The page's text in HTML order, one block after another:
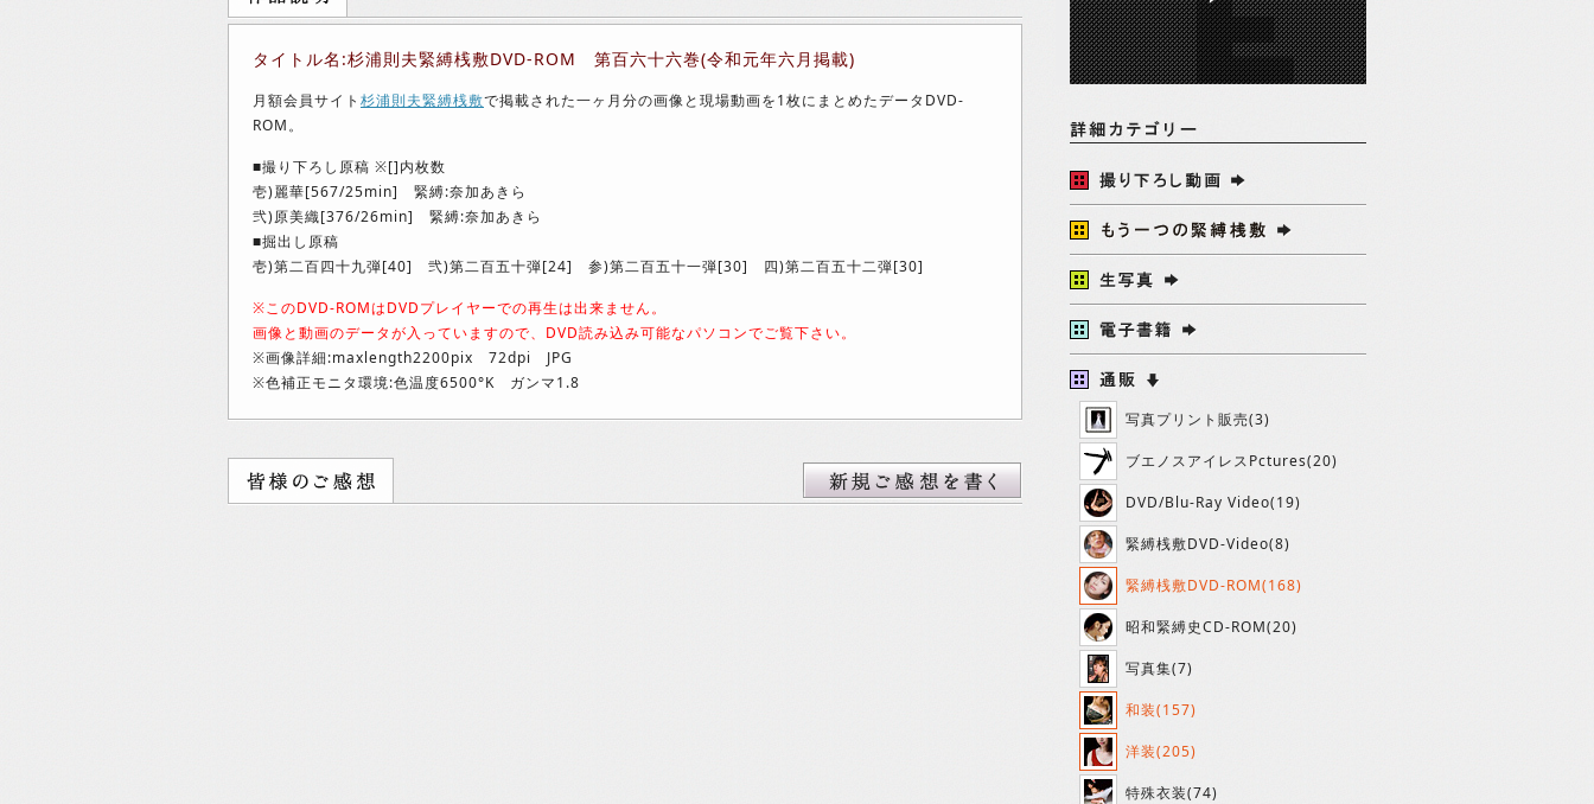
タイトル名:杉浦則夫緊縛桟敷DVD-ROM 第百六十六巻(令和元年六月掲載)
月額会員サイト 杉浦則夫緊縛桟敷で掲載された一ヶ月分の画像と現場動画を1枚にまとめたデータDVD-
ROM。
■撮り下ろし原稿 ※[]内枚数
壱)麗華[567/25min] 緊縛:奈加あきら
弐)原美織[376/26min] 緊縛:奈加あきら
■掘出し原稿
壱)第二百四十九弾[40] 弐)第二百五十弾[24] 参)第二百五十一弾[30] 四)第二百五十二弾[30]
※このDVD-ROMはDVDプレイヤーでの再生は出来ません。
画像と動画のデータが入っていますので、DVD読み込み可能なパソコンでご覧下さい。
※画像詳細:maxlength2200pix 72dpi JPG
※色補正モニタ環境:色温度6500°K ガンマ1.8
写真プリント販売(3)
ブエノスアイレスPctures(20)
DVD/Blu-Ray Video(19)
緊縛桟敷DVD-Video(8)
緊縛桟敷DVD-ROM(168)
昭和緊縛史CD-ROM(20)
写真集(7)
和装(157)
洋装(205)
特殊衣装(74)